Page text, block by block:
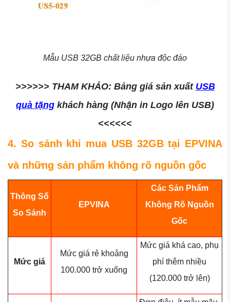
Mẫu USB 32GB chất liệu nhựa độc đáo
>>>>>> THAM KHẢO: Bảng giá sản xuất USB
quà tặng khách hàng (Nhận in Logo lên USB)
<<<<<<
4. So sánh khi mua USB 32GB tại EPVINA
và những sản phẩm không rõ nguồn gốc
Thông Số
So Sánh
EPVINA
Các Sản Phẩm
Không Rõ Nguồn
Gốc
Mức giá
Mức giá rẻ khoảng
100.000 trở xuống
Mức giá khá cao, phụ
phí thêm nhiều
(120.000 trở lên)